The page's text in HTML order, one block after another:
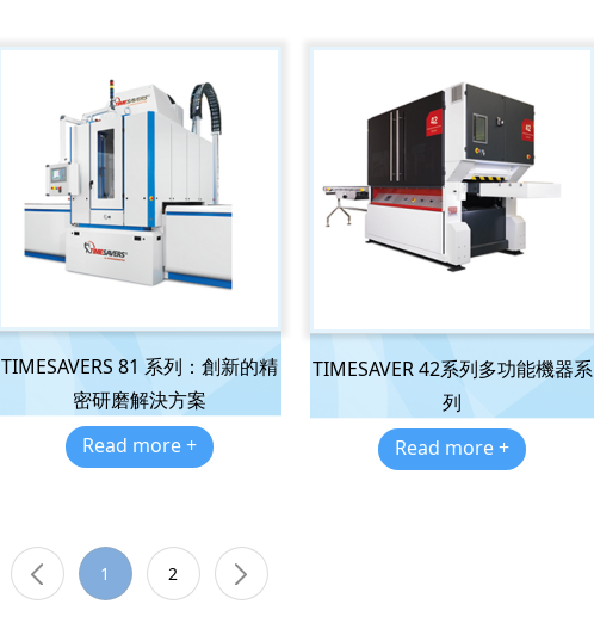
TIMESAVERS 81 系列：創新的精
密研磨解決方案
Read more +
TIMESAVER 42系列多功能機器系
列
Read more +
1 2